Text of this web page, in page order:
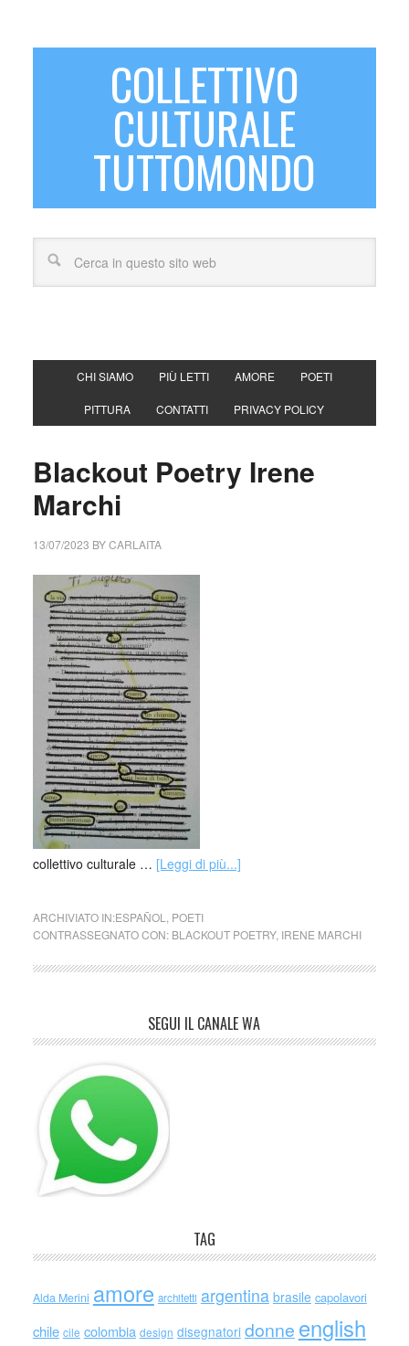
COLLETTIVO
CULTURALE
TUTTOMONDO
CHI SIAMO PIÙ LETTI AMORE POETI
PITTURA CONTATTI PRIVACY POLICY
Blackout Poetry Irene
Marchi
13/07/2023 BYCARLAITA
collettivo culturale … [Leggi di più...]
ARCHIVIATO IN:ESPAÑOL
POETI
CONTRASSEGNATO CON: BLACKOUT POETRY, IRENE MARCHI
SEGUI IL CANALE WA
TAG
Alda Merini amore architetti argentina brasile capolavori
chile cile colombia design disegnatori donne english